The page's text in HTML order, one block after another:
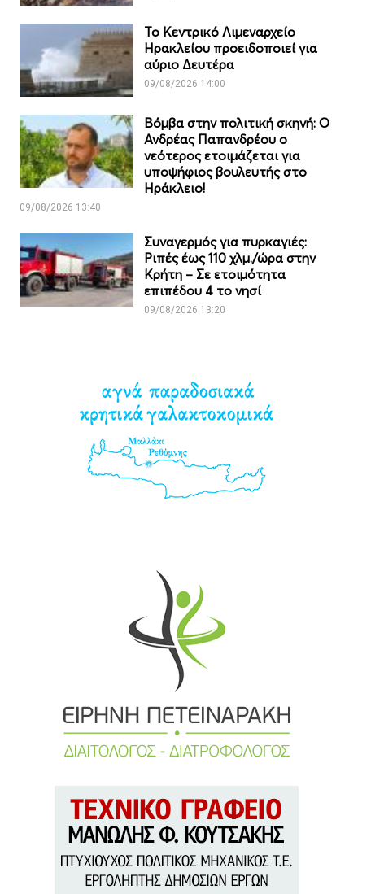
Το Κεντρικό Λιμεναρχείο
Ηρακλείου προειδοποιεί για
αύριο Δευτέρα
09/08/2026 14:00
Βόμβα στην πολιτική σκηνή: Ο
Ανδρέας Παπανδρέου ο
νεότερος ετοιμάζεται για
υποψήφιος βουλευτής στο
Ηράκλειο!
09/08/2026 13:40
Συναγερμός για πυρκαγιές:
Ριπές έως 110 χλμ./ώρα στην
Κρήτη – Σε ετοιμότητα
επιπέδου 4 το νησί
09/08/2026 13:20